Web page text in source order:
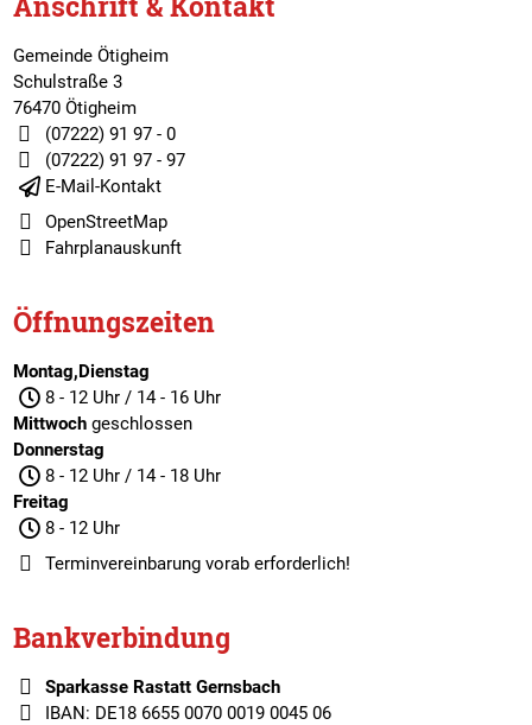
Gemeinde Ötigheim
Schulstraße 3
76470 Ötigheim
(07222) 91 97 - 0
(07222) 91 97 - 97
E-Mail-Kontakt
OpenStreetMap
Fahrplanauskunft
Öffnungszeiten
Montag,Dienstag
8 - 12 Uhr / 14 - 16 Uhr
Mittwochgeschlossen
Donnerstag
8 - 12 Uhr / 14 - 18 Uhr
Freitag
8 - 12 Uhr
Terminvereinbarungvorab erforderlich!
Bankverbindung
Sparkasse Rastatt Gernsbach
IBAN: DE18 6655 0070 0019 0045 06